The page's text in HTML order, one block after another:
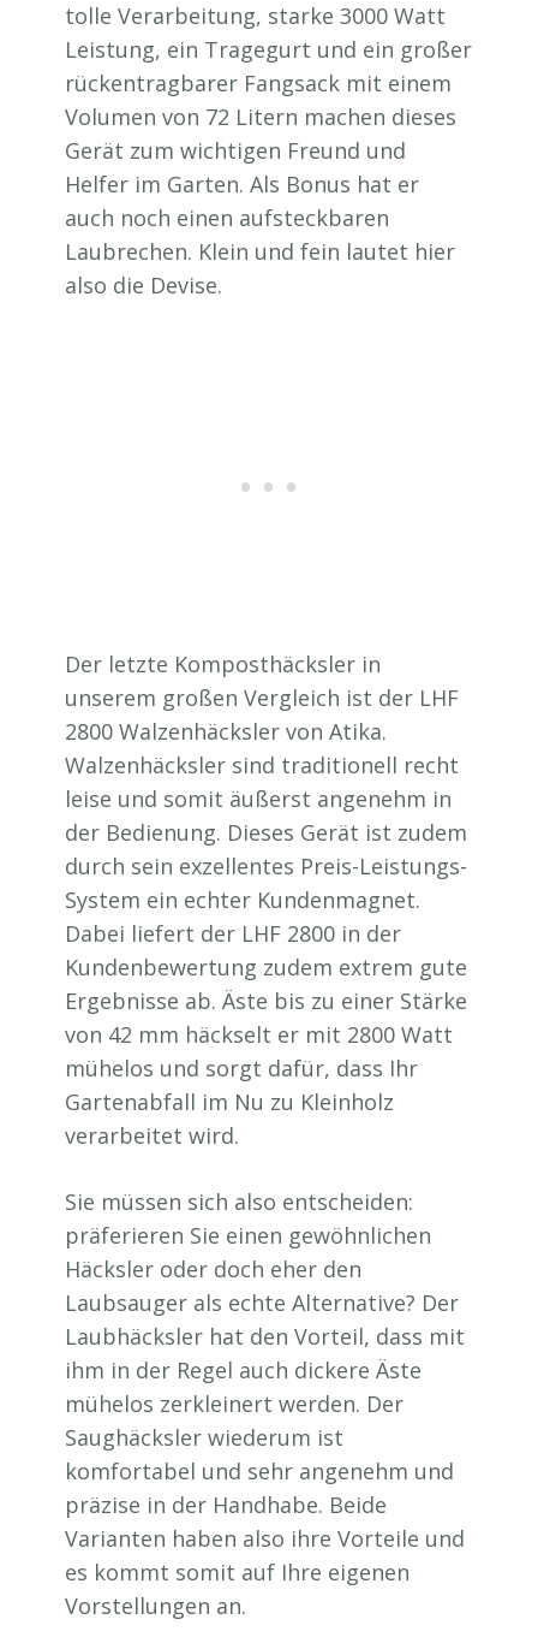
tolle Verarbeitung, starke 3000 Watt
Leistung, ein Tragegurt und ein großer
rückentragbarer Fangsack mit einem
Volumen von 72 Litern machen dieses
Gerät zum wichtigen Freund und
Helfer im Garten. Als Bonus hat er
auch noch einen aufsteckbaren
Laubrechen. Klein und fein lautet hier
also die Devise.
Der letzte Komposthäcksler in
unserem großen Vergleich ist der LHF
2800 Walzenhäcksler von Atika.
Walzenhäcksler sind traditionell recht
leise und somit äußerst angenehm in
der Bedienung. Dieses Gerät ist zudem
durch sein exzellentes Preis-Leistungs-
System ein echter Kundenmagnet.
Dabei liefert der LHF 2800 in der
Kundenbewertung zudem extrem gute
Ergebnisse ab. Äste bis zu einer Stärke
von 42 mm häckselt er mit 2800 Watt
mühelos und sorgt dafür, dass Ihr
Gartenabfall im Nu zu Kleinholz
verarbeitet wird.
Sie müssen sich also entscheiden:
präferieren Sie einen gewöhnlichen
Häcksler oder doch eher den
Laubsauger als echte Alternative? Der
Laubhäcksler hat den Vorteil, dass mit
ihm in der Regel auch dickere Äste
mühelos zerkleinert werden. Der
Saughäcksler wiederum ist
komfortabel und sehr angenehm und
präzise in der Handhabe. Beide
Varianten haben also ihre Vorteile und
es kommt somit auf Ihre eigenen
Vorstellungen an.